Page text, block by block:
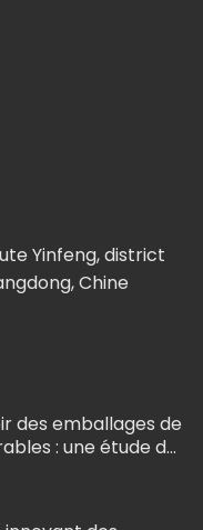
Yinfeng, district
Chine
des emballages de
: une étude de